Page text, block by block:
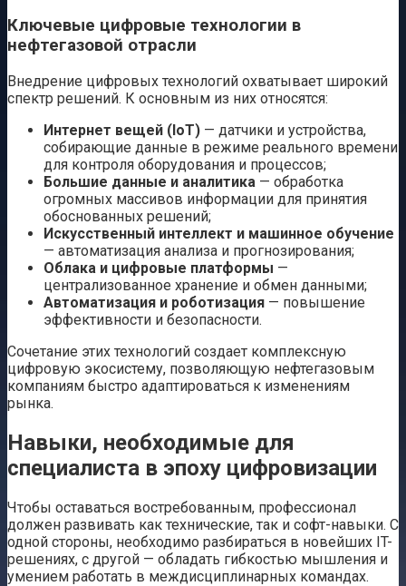
Ключевые цифровые технологии в
нефтегазовой отрасли
Внедрение цифровых технологий охватывает широкий
спектр решений. К основным из них относятся:
Интернет вещей (IoT) — датчики и устройства,
собирающие данные в режиме реального времени
для контроля оборудования и процессов;
Большие данные и аналитика — обработка
огромных массивов информации для принятия
обоснованных решений;
Искусственный интеллект и машинное обучение
— автоматизация анализа и прогнозирования;
Облака и цифровые платформы —
централизованное хранение и обмен данными;
Автоматизация и роботизация — повышение
эффективности и безопасности.
Сочетание этих технологий создает комплексную
цифровую экосистему, позволяющую нефтегазовым
компаниям быстро адаптироваться к изменениям
рынка.
Навыки, необходимые для
специалиста в эпоху цифровизации
Чтобы оставаться востребованным, профессионал
должен развивать как технические, так и софт-навыки. С
одной стороны, необходимо разбираться в новейших IT-
решениях, с другой — обладать гибкостью мышления и
умением работать в междисциплинарных командах.